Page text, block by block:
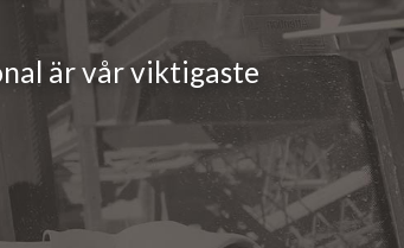
är vår viktigaste